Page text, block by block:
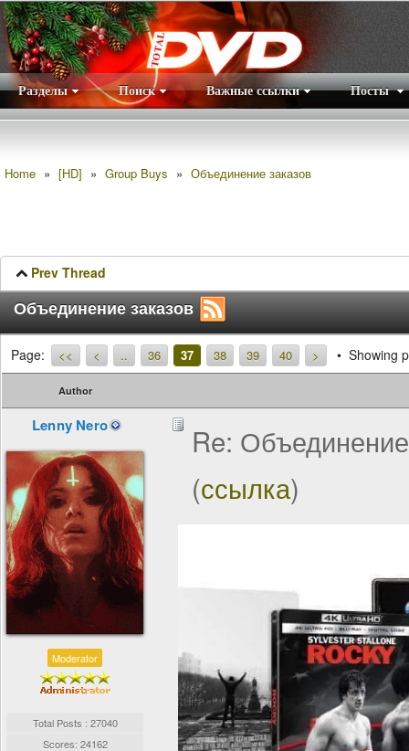
Разделы Поиск Важные ссылки Посты
Home » [HD] » Group Buys » Объединение заказов
Prev Thread
Объединение заказов
Page: << < .. 36 37 38 39 40 > Showing
Author
Lenny Nero
Moderator
Total Posts : 27040
Scores: 24162
Re:
(ссылка)